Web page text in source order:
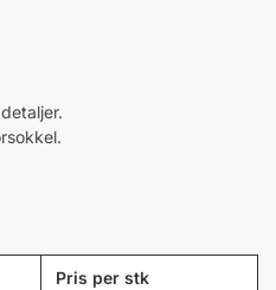
Pris per stk